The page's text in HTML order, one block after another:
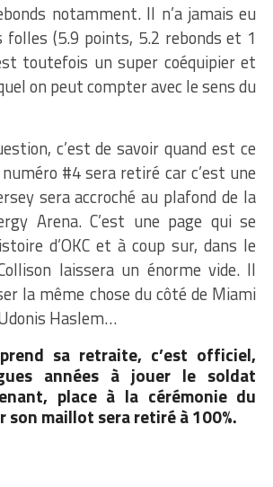
notamment. Il n’a jamais eu
(5.9 points, 5.2 rebonds et 1
toutefois un super coéquipier et
on peut compter avec le sens du
c’est de savoir quand est ce
#4 sera retiré car c’est une
sera accroché au plafond de la
Arena. C’est une page qui se
d’OKC et à coup sur, dans le
laissera un énorme vide. Il
la même chose du côté de Miami
Haslem…
sa retraite, c’est officiel,
années à jouer le soldat
place à la cérémonie du
son maillot sera retiré à 100%.